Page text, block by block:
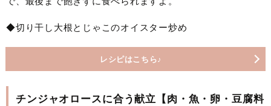
◆切り干し大根とじゃこのオイスター炒め
レシピはこちら♪
チンジャオロースに合う献立【肉・魚・卵・豆腐料